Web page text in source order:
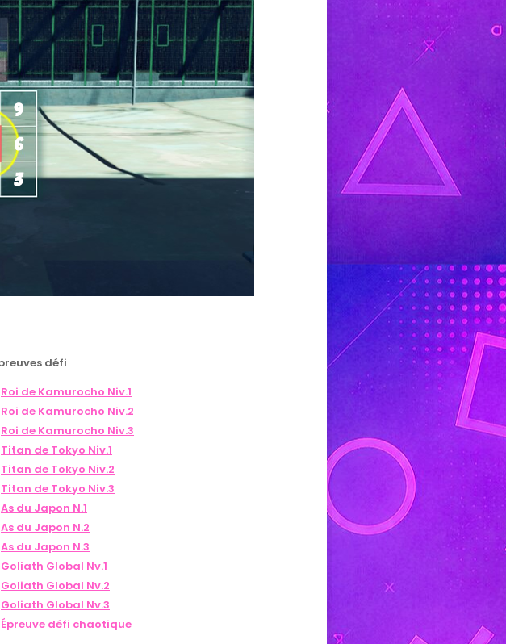
défi
Roi de Kamurocho Niv.1
Roi de Kamurocho Niv.2
Roi de Kamurocho Niv.3
Titan de Tokyo Niv.1
Titan de Tokyo Niv.2
Titan de Tokyo Niv.3
As du Japon N.1
As du Japon N.2
As du Japon N.3
Goliath Global Nv.1
Goliath Global Nv.2
Goliath Global Nv.3
Épreuve défi chaotique